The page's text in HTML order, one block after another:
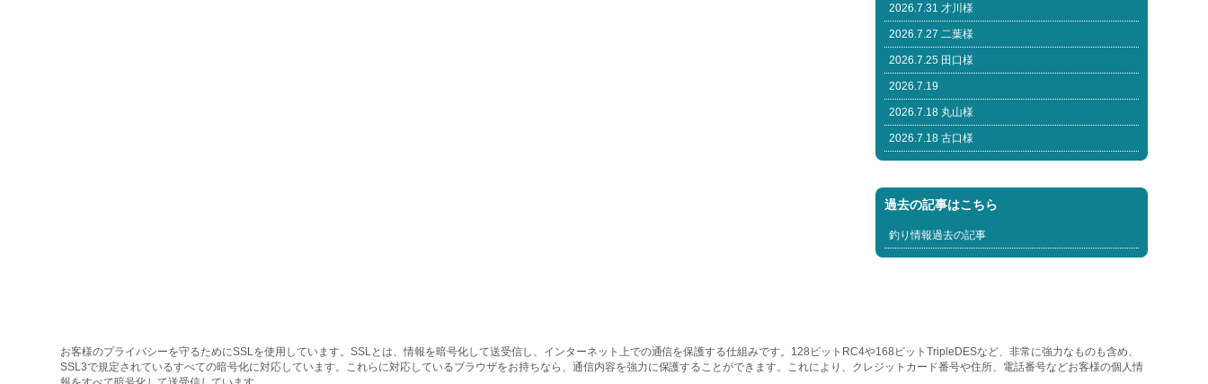
2026.7.31 才川様
2026.7.27 二葉様
2026.7.25 田口様
2026.7.19
2026.7.18 丸山様
2026.7.18 古口様
過去の記事はこちら
釣り情報過去の記事
お客様のプライバシーを守るためにSSLを使用しています。SSLとは、情報を暗号化して送受信し、インターネット上での通信を保護する仕組みです。128ビットRC4や168ビットTripleDESなど、非常に強力なものも含め、
SSL3で規定されているすべての暗号化に対応しています。これらに対応しているブラウザをお持ちなら、通信内容を強力に保護することができます。これにより、クレジットカード番号や住所、電話番号などお客様の個人情